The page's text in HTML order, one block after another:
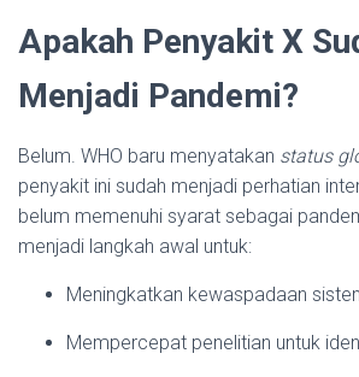
Apakah Penyakit X
Menjadi Pandemi?
Belum. WHO baru menyatakan status
penyakit ini sudah menjadi perhatian
belum memenuhi syarat sebagai
menjadi langkah awal untuk:
Meningkatkan kewaspadaan
Mempercepat penelitian untuk